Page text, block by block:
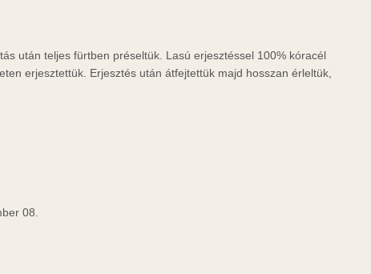
után teljes fürtben préseltük. Lasú erjesztéssel 100% kóracél
erjesztettük. Erjesztés után átfejtettük majd hosszan érleltük,
08.